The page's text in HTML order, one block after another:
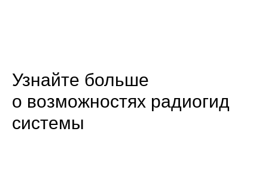
Узнайте больше
о возможностях радиогид
системы